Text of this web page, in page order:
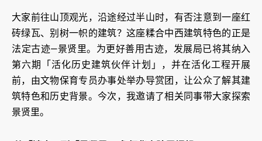
大家前往山顶观光，沿途经过半山时，有否注意到一座红
砖绿瓦、别树一帜的建筑？这座糅合中西建筑特色的正是
法定古迹—景贤里。为更好善用古迹，发展局已将其纳入
第六期「活化历史建筑伙伴计划」，并在活化工程开展
前，由文物保育专员办事处举办导赏团，让公众了解其建
筑特色和历史背景。今次，我邀请了相关同事带大家探索
景贤里。